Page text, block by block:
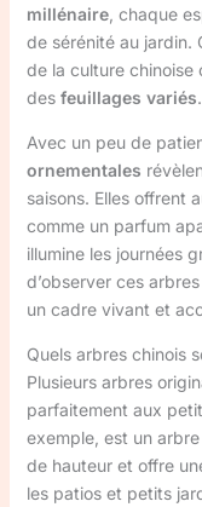
millénaire, chaque
de sérénité au jardin.
de la culture chinoise
des feuillages variés.
Avec un peu de
ornementales
saisons. Elles offrent
comme un parfum
illumine les journées
d’observer ces
un cadre vivant et
Quels arbres chinois
Plusieurs arbres
parfaitement aux
exemple, est un
de hauteur et offre
les patios et petits